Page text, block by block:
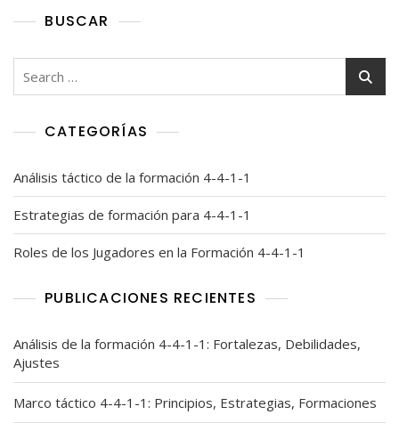
BUSCAR
Search
CATEGORÍAS
Análisis táctico de la formación 4-4-1-1
Estrategias de formación para 4-4-1-1
Roles de los Jugadores en la Formación 4-4-1-1
PUBLICACIONES RECIENTES
Análisis de la formación 4-4-1-1: Fortalezas, Debilidades,
Ajustes
Marco táctico 4-4-1-1: Principios, Estrategias, Formaciones